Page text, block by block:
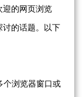
迎的网页浏览
讨的话题。以下
个浏览器窗口或